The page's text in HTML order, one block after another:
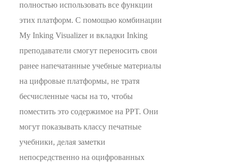
полностью использовать все функции
этих платформ. С помощью комбинации
My Inking Visualizer и вкладки Inking
преподаватели смогут переносить свои
ранее напечатанные учебные материалы
на цифровые платформы, не тратя
бесчисленные часы на то, чтобы
поместить это содержимое на PPT. Они
могут показывать классу печатные
учебники, делая заметки
непосредственно на оцифрованных